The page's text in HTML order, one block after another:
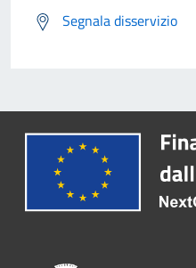
Segnala disservizio